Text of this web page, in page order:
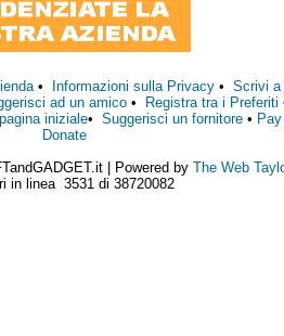
• Informazioni sulla Privacy• Scrivi a
ad un amico• Registra tra i Preferiti
iniziale• Suggerisci un fornitore •
Donate
| Powered by The Web
in linea 3531 di 38720082